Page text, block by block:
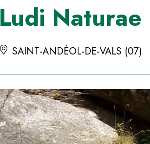
Ludi Naturae
SAINT-ANDÉOL-DE-VALS (07)